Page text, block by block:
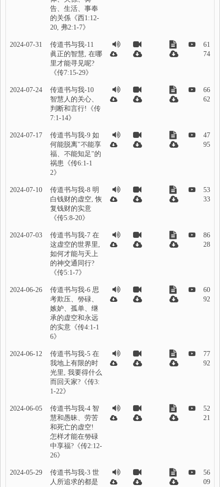
告、生活、事奉
的关係《西1:12-
20, 弗2:1-7》
2024-07-31
传道书与我-11
眞正的智慧, 在哪
里才能寻见呢?
《传7:15-29》
61
74
2024-07-24
传道书与我-10
智慧人的关心、
判断和言行!《传
7:1-14》
66
62
2024-07-17
传道书与我-9 如
何能脱离"不能享
福、不能知足"的
祸患《传6:1-1
2》
47
95
2024-07-10
传道书与我-8 明
白钱财的虚空, 恢
复钱财的实意
《传5:8-20》
53
33
2024-07-03
传道书与我-7 在
这虚空的世界里,
如何才能与天上
的神交通同行?
《传5:1-7》
86
28
2024-06-26
传道书与我-6 思
考欺压、勞碌、
嫉妒、孤单、继
承的虚空和永远
的实意《传4:1-1
6》
60
92
2024-06-12
传道书与我-5 在
我地上有限的时
光里, 我要得什么
而回天家?《传3:
1-22》
77
92
2024-06-05
传道书与我-4 智
慧和愚昧、劳苦
和死亡的虚空!
怎样才能在勞碌
中享福?《传2:12-
26》
52
21
2024-05-29
传道书与我-3 世
人所追求的都是
56
09